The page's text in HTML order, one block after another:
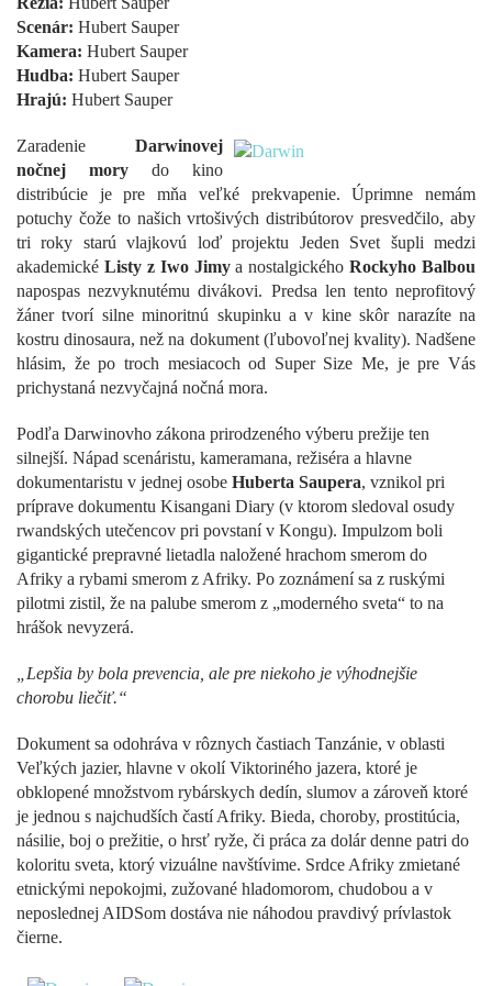
Scenár: Hubert Sauper
Kamera: Hubert Sauper
Hudba: Hubert Sauper
Hrajú: Hubert Sauper
Zaradenie Darwinovej
nočnej mory do kino
distribúcie je pre mňa veľké prekvapenie. Úprimne nemám
potuchy čože to našich vrtošivých distribútorov presvedčilo, aby
tri roky starú vlajkovú loď projektu Jeden Svet šupli medzi
akademické Listy z Iwo Jimya nostalgickéhoRockyho Balbou
napospas nezvyknutému divákovi. Predsa len tento neprofitový
žáner tvorí silne minoritnú skupinku a v kine skôr narazíte na
kostru dinosaura, než na dokument (ľubovoľnej kvality). Nadšene
hlásim, že po troch mesiacoch od Super Size Me, je pre Vás
prichystaná nezvyčajná nočná mora.
Podľa Darwinovho zákona prirodzeného výberu prežije ten
silnejší. Nápad scenáristu, kameramana, režiséra a hlavne
dokumentaristu v jednej osobe Huberta Saupera, vznikol pri
príprave dokumentu Kisangani Diary (v ktorom sledoval osudy
rwandských utečencov pri povstaní v Kongu). Impulzom boli
gigantické prepravné lietadla naložené hrachom smerom do
Afriky a rybami smerom z Afriky. Po zoznámení sa z ruskými
pilotmi zistil, že na palube smerom z „moderného sveta“ to na
hrášok nevyzerá.
„Lepšia by bola prevencia, ale pre niekoho je výhodnejšie
chorobu liečiť.“
Dokument sa odohráva v rôznych častiach Tanzánie, v oblasti
Veľkých jazier, hlavne v okolí Viktoriného jazera, ktoré je
obklopené množstvom rybárskych dedín, slumov a zároveň ktoré
je jednou s najchudších častí Afriky. Bieda, choroby, prostitúcia,
násilie, boj o prežitie, o hrsť ryže, či práca za dolár denne patri do
koloritu sveta, ktorý vizuálne navštívime. Srdce Afriky zmietané
etnickými nepokojmi, zužované hladomorom, chudobou a v
neposlednej AIDSom dostáva nie náhodou pravdivý prívlastok
čierne.